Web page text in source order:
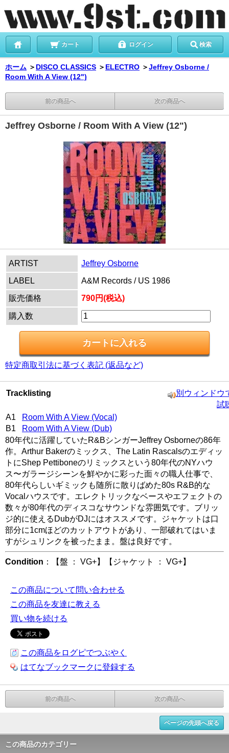
カート ログイン 検索
ホーム ＞ DISCO CLASSICS ＞ ELECTRO ＞Jeffrey Osborne /
Room With A View (12")
前の商品へ 次の商品へ
Jeffrey Osborne / Room With A View (12")
ARTIST
Jeffrey Osborne
LABEL
A&M Records / US 1986
販売価格
790円(税込)
購入数
特定商取引法に基づく表記 (返品など)
Tracklisting
別ウィンドウ
試
A1
Room With A View (Vocal)
B1
Room With A View (Dub)
80年代に活躍していたR&BシンガーJeffrey Osborneの86年
作。Arthur Bakerのミックス、The Latin Rascalsのエディッ
トにShep Pettiboneのリミックスという80年代のNYハウ
ス〜ガラージシーンを鮮やかに彩った面々の職人仕事で、
80年代らしいギミックも随所に散りばめた80s R&B的な
Vocalハウスです。エレクトリックなベースやエフェクトの
数々が80年代のディスコなサウンドな雰囲気です。ブリッ
ジ的に使えるDubがDJにはオススメです。ジャケットは口
部分に1cmほどのカットアウトがあり、一部破れてはいま
すがシュリンクを被ったまま。盤は良好です。
Condition ：【盤 ： VG+】【ジャケット ： VG+】
この商品について問い合わせる
この商品を友達に教える
買い物を続ける
この商品をログピでつぶやく
はてなブックマークに登録する
前の商品へ 次の商品へ
ページの先頭へ戻る
この商品のカテゴリー